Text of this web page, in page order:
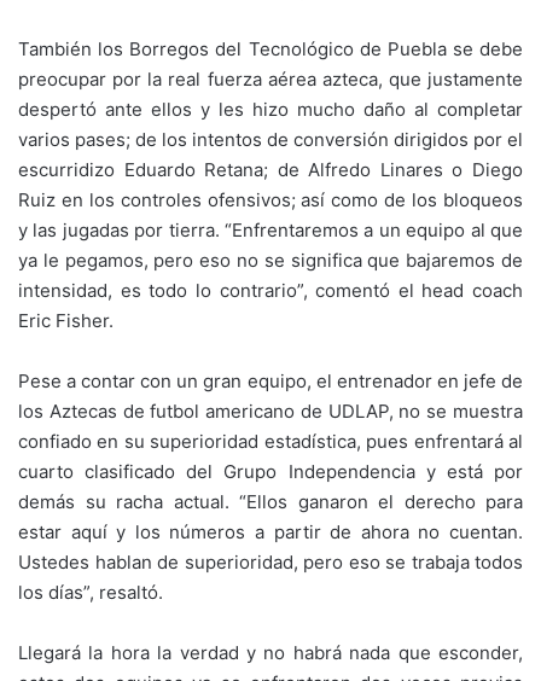
También los Borregos del Tecnológico de Puebla se debe
preocupar por la real fuerza aérea azteca, que justamente
despertó ante ellos y les hizo mucho daño al completar
varios pases; de los intentos de conversión dirigidos por el
escurridizo Eduardo Retana; de Alfredo Linares o Diego
Ruiz en los controles ofensivos; así como de los bloqueos
y las jugadas por tierra. “Enfrentaremos a un equipo al que
ya le pegamos, pero eso no se significa que bajaremos de
intensidad, es todo lo contrario”, comentó el head coach
Eric Fisher.
Pese a contar con un gran equipo, el entrenador en jefe de
los Aztecas de futbol americano de UDLAP, no se muestra
confiado en su superioridad estadística, pues enfrentará al
cuarto clasificado del Grupo Independencia y está por
demás su racha actual. “Ellos ganaron el derecho para
estar aquí y los números a partir de ahora no cuentan.
Ustedes hablan de superioridad, pero eso se trabaja todos
los días”, resaltó.
Llegará la hora la verdad y no habrá nada que esconder,